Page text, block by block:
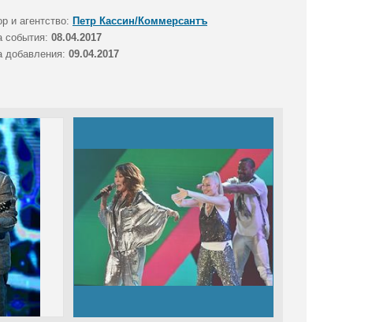
и агентство: Петр Кассин/Коммерсантъ
события: 08.04.2017
добавления: 09.04.2017